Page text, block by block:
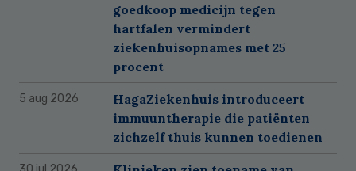
goedkoop medicijn tegen
hartfalen vermindert
ziekenhuisopnames met 25
procent
5 aug 2026
HagaZiekenhuis introduceert
immuuntherapie die patiënten
zichzelf thuis kunnen toedienen